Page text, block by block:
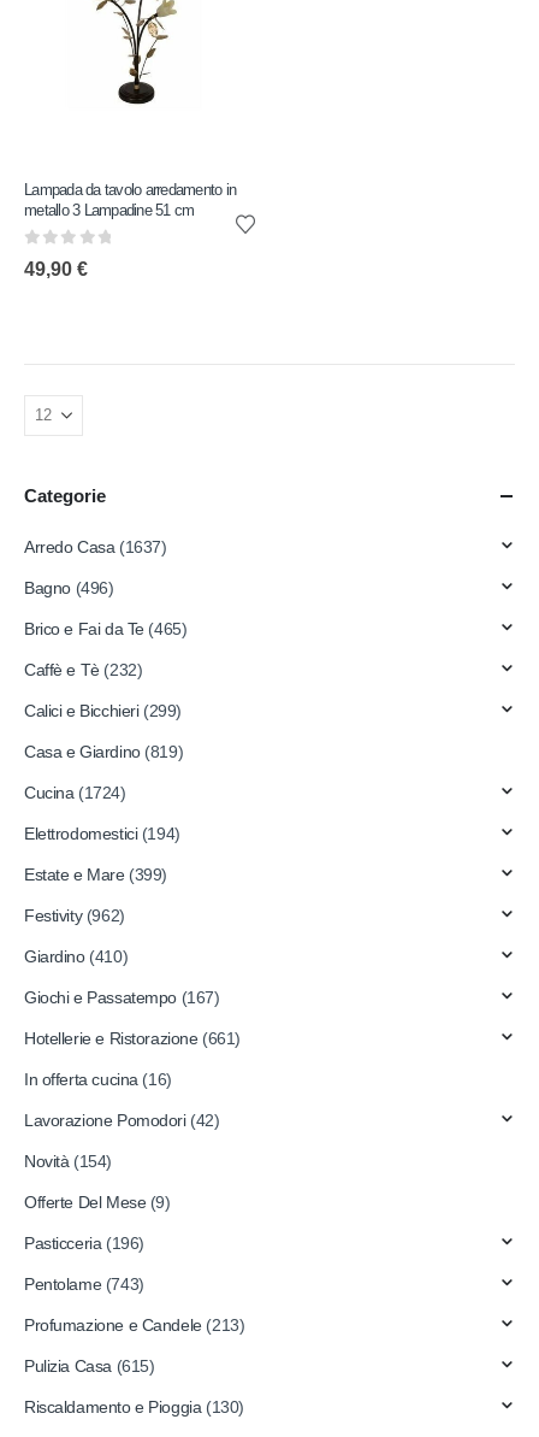
Lampada da tavolo arredamento in
metallo 3 Lampadine 51 cm
0 out of 5
49,90 €
Categorie
Arredo Casa (1637)
Bagno (496)
Brico e Fai da Te (465)
Caffè e Tè (232)
Calici e Bicchieri (299)
Casa e Giardino (819)
Cucina (1724)
Elettrodomestici (194)
Estate e Mare (399)
Festivity (962)
Giardino (410)
Giochi e Passatempo (167)
Hotellerie e Ristorazione (661)
In offerta cucina (16)
Lavorazione Pomodori (42)
Novità (154)
Offerte Del Mese (9)
Pasticceria (196)
Pentolame (743)
Profumazione e Candele (213)
Pulizia Casa (615)
Riscaldamento e Pioggia (130)